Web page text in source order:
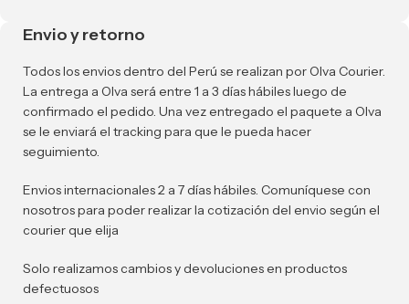
Envio y retorno
Todos los envios dentro del Perú se realizan por Olva Courier.
La entrega a Olva será entre 1 a 3 días hábiles luego de
confirmado el pedido. Una vez entregado el paquete a Olva
se le enviará el tracking para que le pueda hacer
seguimiento.
Envios internacionales 2 a 7 días hábiles. Comuníquese con
nosotros para poder realizar la cotización del envio según el
courier que elija
Solo realizamos cambios y devoluciones en productos
defectuosos